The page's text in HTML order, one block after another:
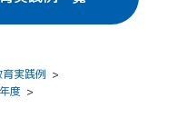
実践例 >
度 >